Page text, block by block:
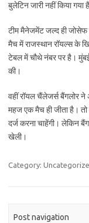
बुलेटिन जारी नहीं किया गया
टीम मैनेजमेंट जल्द ही
मैच में राजस्थान रॉयल्स के
टेबल में चौथे नंबर पर है।
की।
वहीं रॉयल चैंलेजर्स बैंगलोर
महज एक मैच ही जीता है। तो
दर्ज करना चाहेंगी। लेकिन
खेली।
Category:
Post navigation